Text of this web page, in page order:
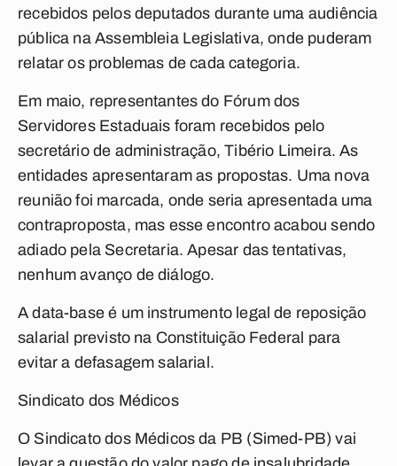
recebidos pelos deputados durante uma audiência
pública na Assembleia Legislativa, onde puderam
relatar os problemas de cada categoria.
Em maio, representantes do Fórum dos
Servidores Estaduais foram recebidos pelo
secretário de administração, Tibério Limeira. As
entidades apresentaram as propostas. Uma nova
reunião foi marcada, onde seria apresentada uma
contraproposta, mas esse encontro acabou sendo
adiado pela Secretaria. Apesar das tentativas,
nenhum avanço de diálogo.
A data-base é um instrumento legal de reposição
salarial previsto na Constituição Federal para
evitar a defasagem salarial.
Sindicato dos Médicos
O Sindicato dos Médicos da PB (Simed-PB) vai